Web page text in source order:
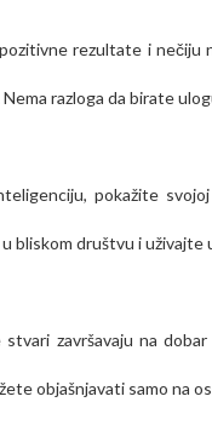
rezultate i nečiju
razloga da birate
pokažite
bliskom društvu i uživajte
završavaju na
objašnjavati samo na